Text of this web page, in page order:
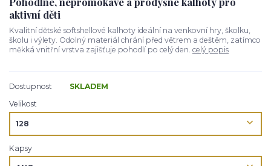
aktivní děti
Kvalitní dětské softshellové kalhoty ideální na venkovní hry, školku,
školu i výlety. Odolný materiál chrání před větrem a deštěm, zatímco
měkká vnitřní vrstva zajišťuje pohodlí po celý den. celý popis
Dostupnost
SKLADEM
Velikost
Kapsy